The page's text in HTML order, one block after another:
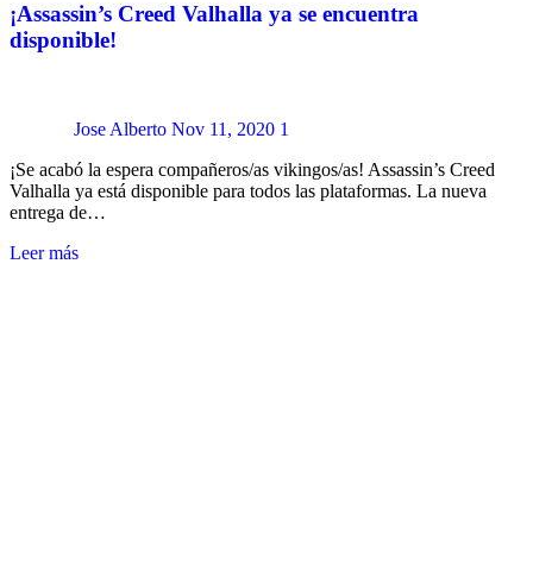
¡Assassin’s Creed Valhalla ya se encuentra
disponible!
Jose Alberto Nov 11, 2020 1
¡Se acabó la espera compañeros/as vikingos/as! Assassin’s Creed
Valhalla ya está disponible para todos las plataformas. La nueva
entrega de…
Leer más